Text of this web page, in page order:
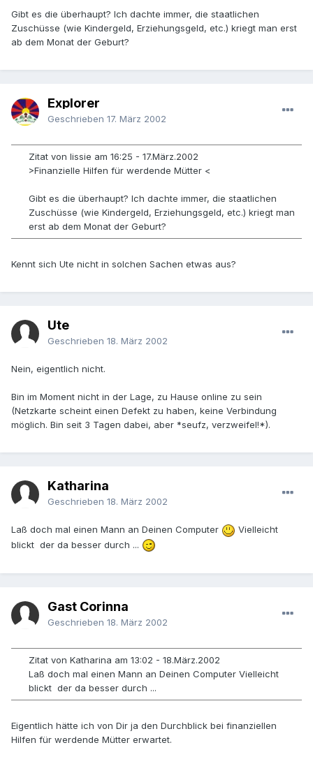
Gibt es die überhaupt? Ich dachte immer, die staatlichen
Zuschüsse (wie Kindergeld, Erziehungsgeld, etc.) kriegt man erst
ab dem Monat der Geburt?
Explorer
Geschrieben 17. März 2002
Zitat von lissie am 16:25 - 17.März.2002
>Finanzielle Hilfen für werdende Mütter <
Gibt es die überhaupt? Ich dachte immer, die staatlichen
Zuschüsse (wie Kindergeld, Erziehungsgeld, etc.) kriegt man
erst ab dem Monat der Geburt?
Kennt sich Ute nicht in solchen Sachen etwas aus?
Ute
Geschrieben 18. März 2002
Nein, eigentlich nicht.
Bin im Moment nicht in der Lage, zu Hause online zu sein
(Netzkarte scheint einen Defekt zu haben, keine Verbindung
möglich. Bin seit 3 Tagen dabei, aber *seufz, verzweifel!*).
Katharina
Geschrieben 18. März 2002
Laß doch mal einen Mann an Deinen Computer
Vielleicht
blickt der da besser durch ...
Gast Corinna
Geschrieben 18. März 2002
Zitat von Katharina am 13:02 - 18.März.2002
Laß doch mal einen Mann an Deinen Computer Vielleicht
blickt der da besser durch ...
Eigentlich hätte ich von Dir ja den Durchblick bei finanziellen
Hilfen für werdende Mütter erwartet.